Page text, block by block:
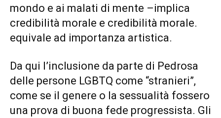
mondo e ai malati di mente –implica
credibilità morale e credibilità morale.
equivale ad importanza artistica.
Da qui l’inclusione da parte di Pedrosa
delle persone LGBTQ come “stranieri”,
come se il genere o la sessualità fossero
una prova di buona fede progressista. Gli